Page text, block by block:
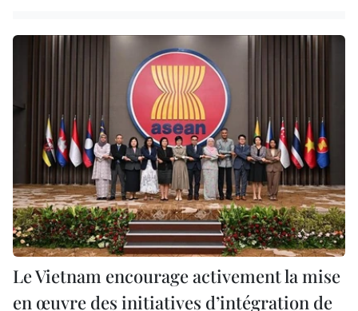
Le Vietnam encourage activement la mise
en œuvre des initiatives d’intégration de